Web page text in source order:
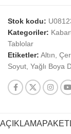
Stok kodu:
Kategoriler:
Tablolar
Etiketler: Altın,
Soyut, Yağlı Boya
AÇIKLAMA